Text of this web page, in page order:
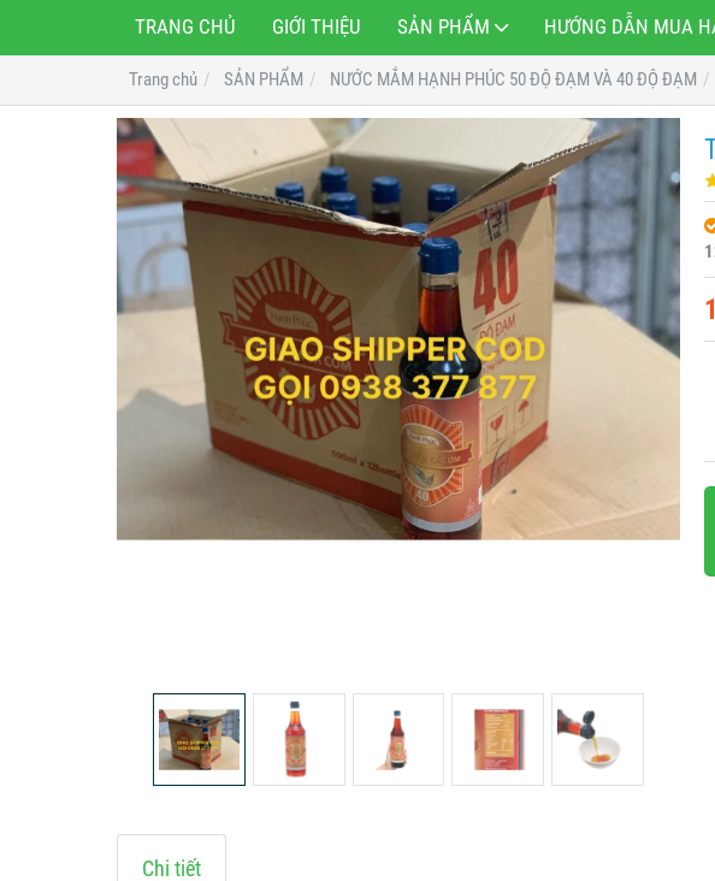
TRANG CHỦ GIỚI THIỆU SẢN PHẨM HƯỚNG DẪN MUA
Trang chủ SẢN PHẨM NƯỚC MẮM HẠNH PHÚC 50 ĐỘ ĐẠM VÀ 40 ĐỘ ĐẠM
Chi tiết